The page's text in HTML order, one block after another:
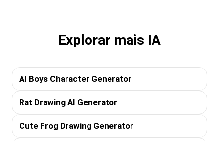
Explorar mais IA
AI Boys Character Generator
Rat Drawing AI Generator
Cute Frog Drawing Generator